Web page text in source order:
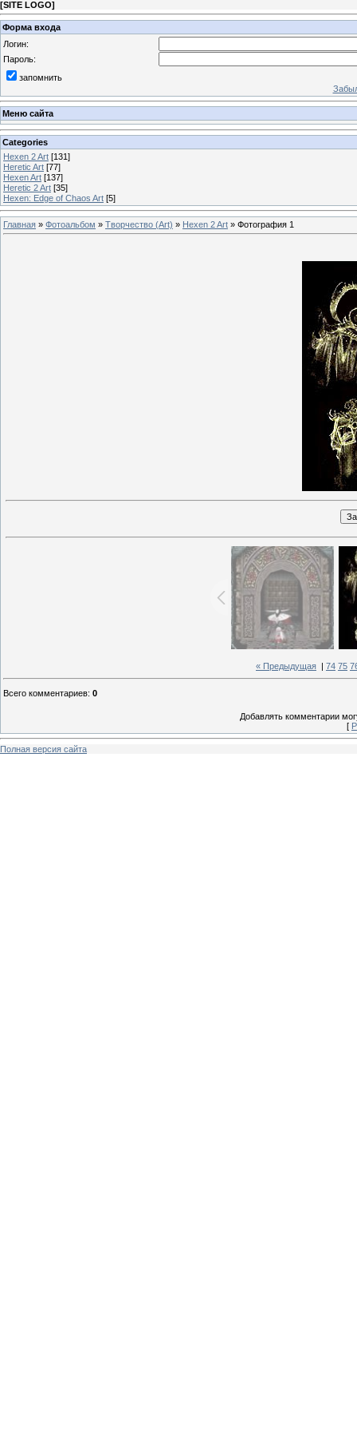
[SITE LOGO]
Форма входа
Логин:
Пароль:
запомнить
Меню сайта
Categories
Hexen 2 Art [131]
Heretic Art [77]
Hexen Art [137]
Heretic 2 Art [35]
Hexen: Edge of Chaos Art [5]
Главная » Фотоальбом » Творчество (Art) » Hexen 2 Art » Фотография 1
« Предыдущая 74 75
Всего комментариев: 0
Добавлять комментарии
[
Полная версия сайта